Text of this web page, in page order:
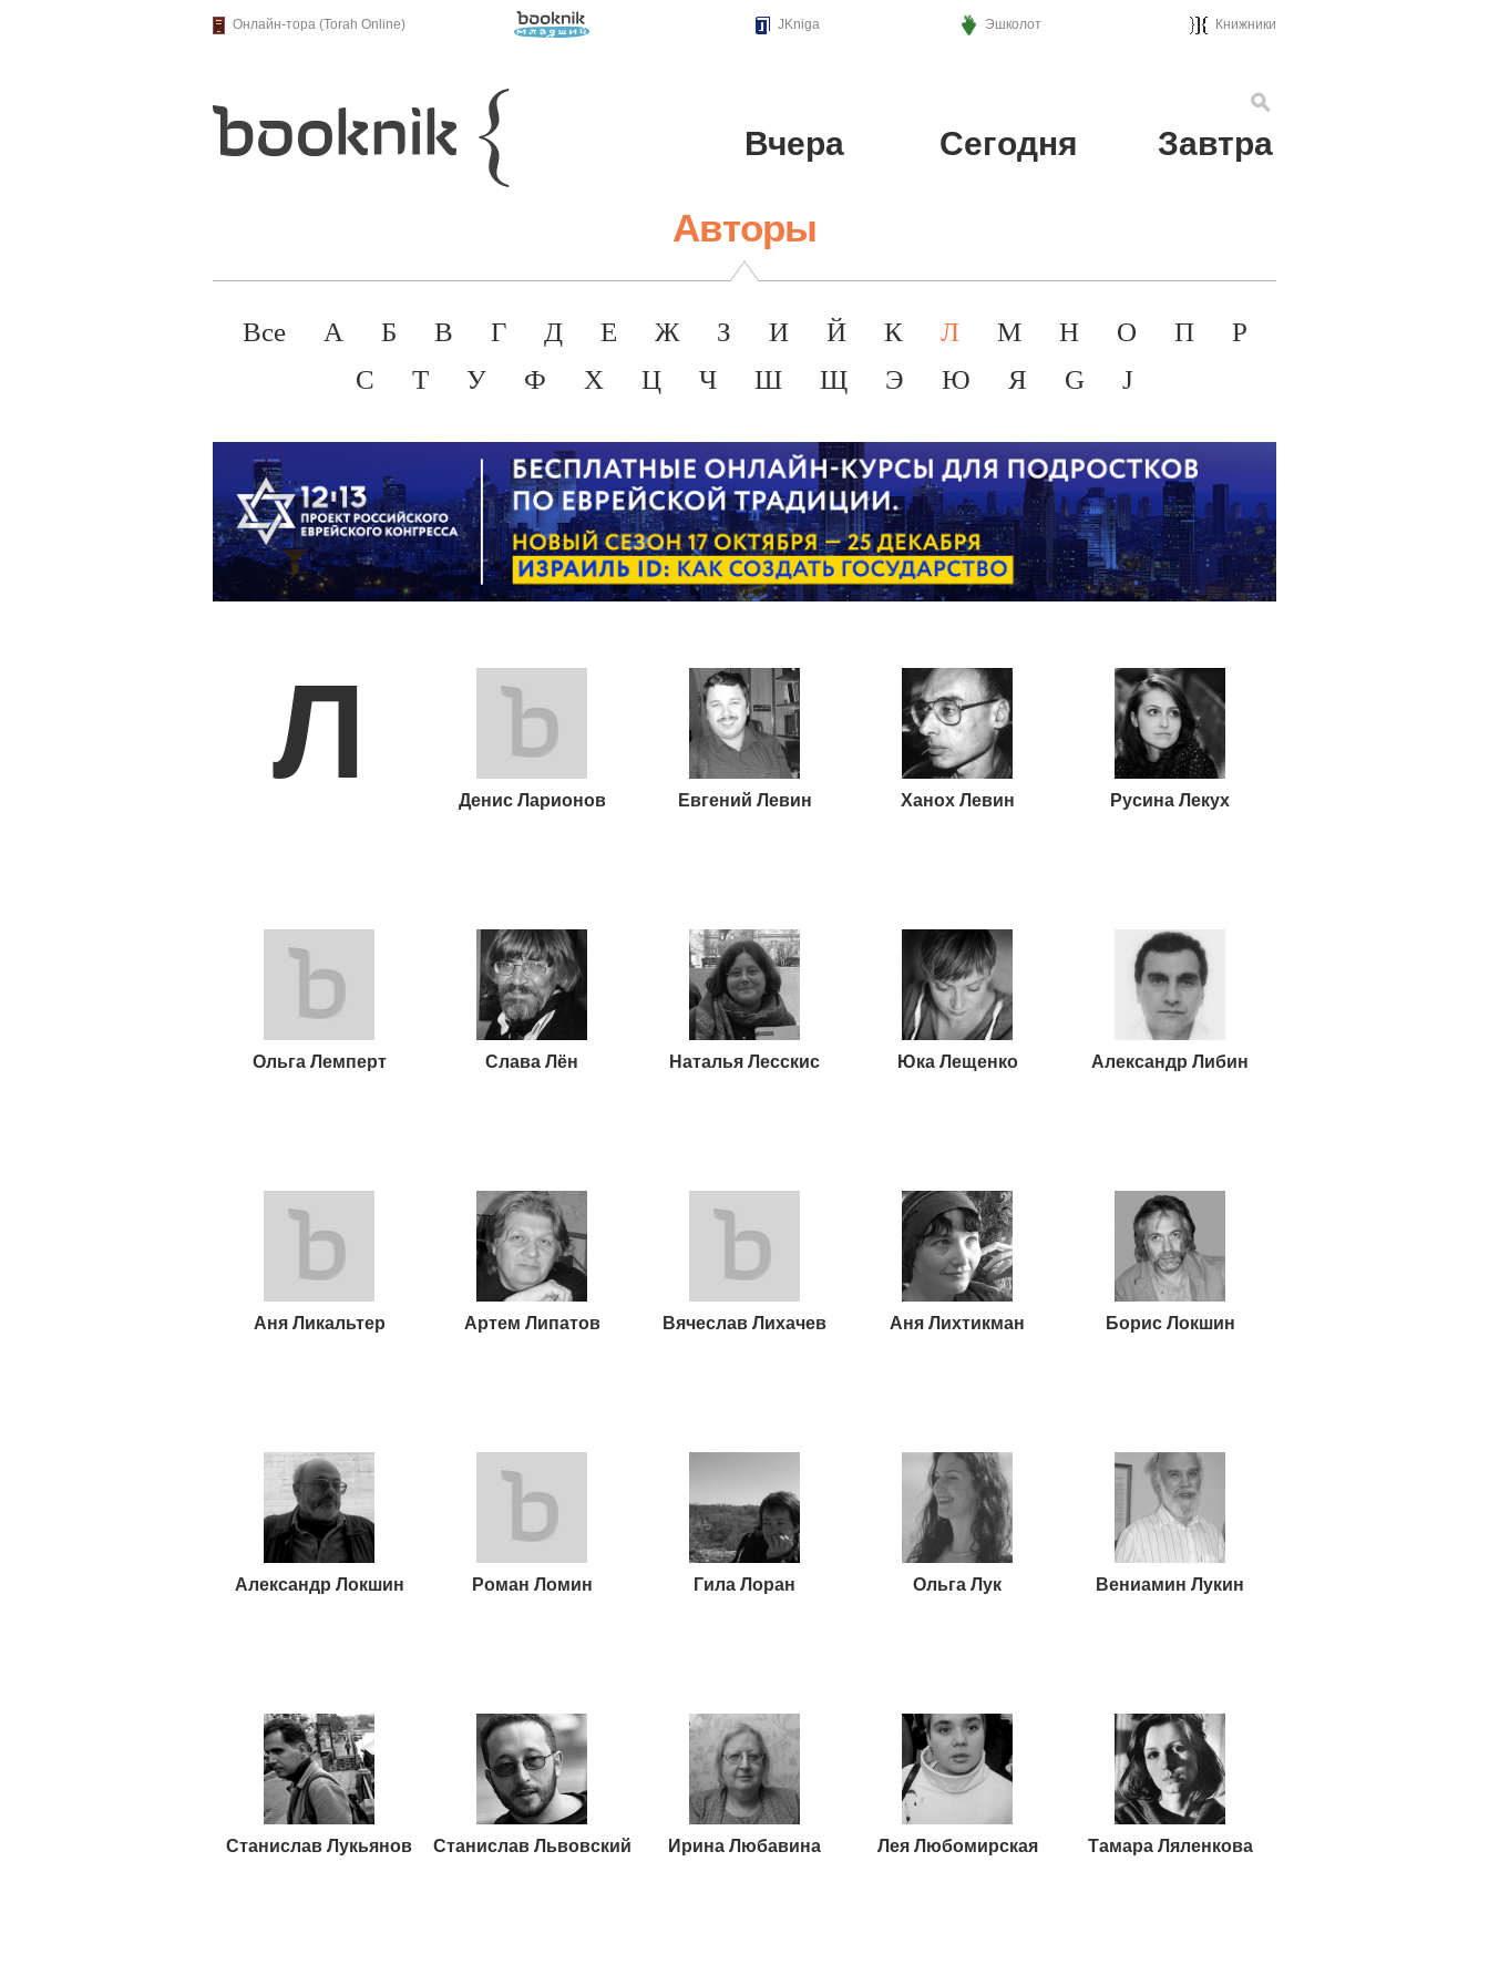
Онлайн-тора (Torah Online) JKniga Эшколот Книжники
Вчера Сегодня Завтра
Авторы
Все А Б В Г Д Е Ж З И Й К Л М Н О П
Р
С
Т У Ф Х Ц Ч Ш Щ Э Ю Я G J
Л Денис Ларионов Евгений Левин Ханох Левин Русина Лекух
Ольга Лемперт Слава Лён Наталья Лесскис Юка Лещенко Александр Либин
Аня Ликальтер Артем Липатов Вячеслав Лихачев Аня Лихтикман Борис Локшин
Александр Локшин Роман Ломин Гила Лоран Ольга Лук Вениамин Лукин
Станислав Лукьянов Станислав Львовский Ирина Любавина Лея Любомирская Тамара Ляленкова